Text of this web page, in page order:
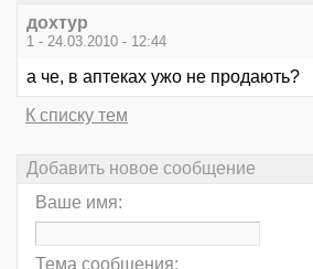
дохтур
1 - 24.03.2010 - 12:44
а че, в аптеках ужо не продають?
К списку тем
Добавить новое сообщение
Ваше имя:
Тема сообщения: